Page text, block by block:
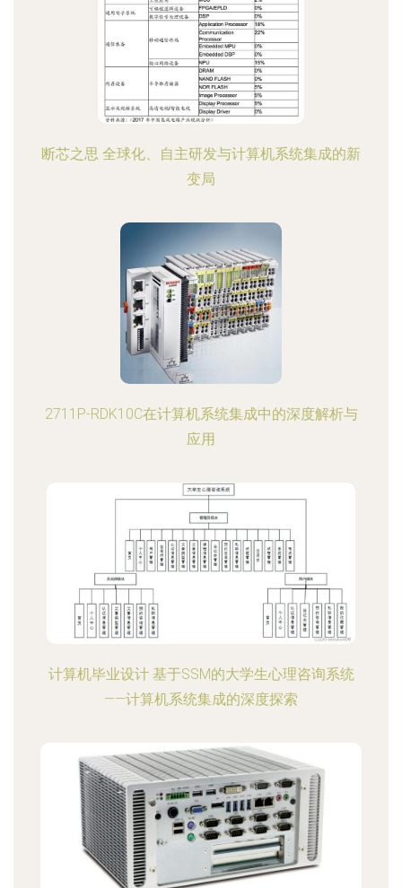
断芯之思 全球化、自主研发与计算机系统集成的新
变局
2711P-RDK10C在计算机系统集成中的深度解析与
应用
计算机毕业设计 基于SSM的大学生心理咨询系统
——计算机系统集成的深度探索